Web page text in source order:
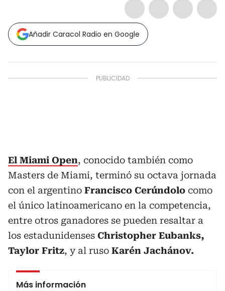
Añadir Caracol Radio en Google
El Miami Open, conocido también como
Masters de Miami, terminó su octava jornada
con el argentino Francisco Cerúndolo como
el único latinoamericano en la competencia,
entre otros ganadores se pueden resaltar a
los estadunidenses Christopher Eubanks,
Taylor Fritz, y al ruso Karén Jachánov.
Más información